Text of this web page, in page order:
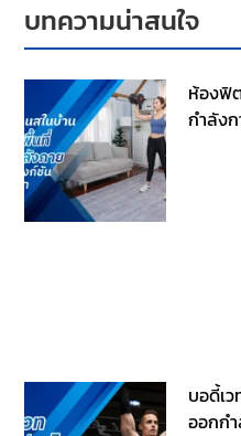
บทความน่าสนใจ
ห้องฟิ
กำลัง
บอดี้เ
ออกก